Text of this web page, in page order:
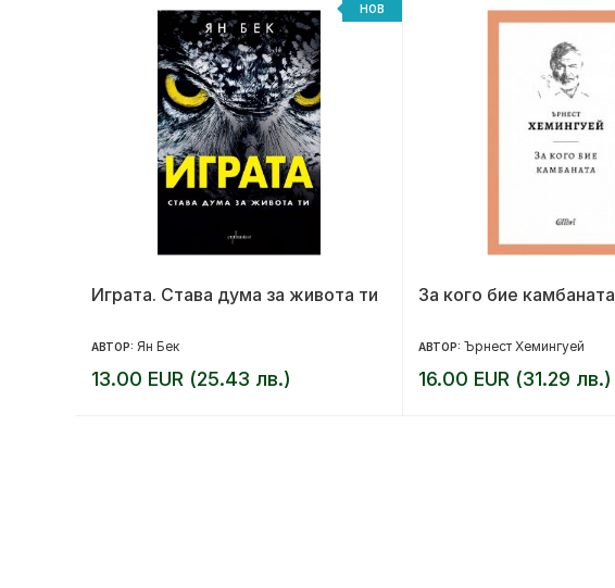
НОВ
Играта. Става дума за живота ти
АВТОР: Ян Бек
13.00 EUR (25.43 лв.)
За кого бие камбаната
АВТОР: Ърнест Хемингуей
16.00 EUR (31.29 лв.)